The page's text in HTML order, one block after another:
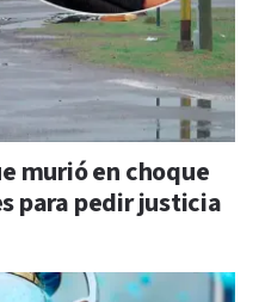
murió en choque
para pedir justicia